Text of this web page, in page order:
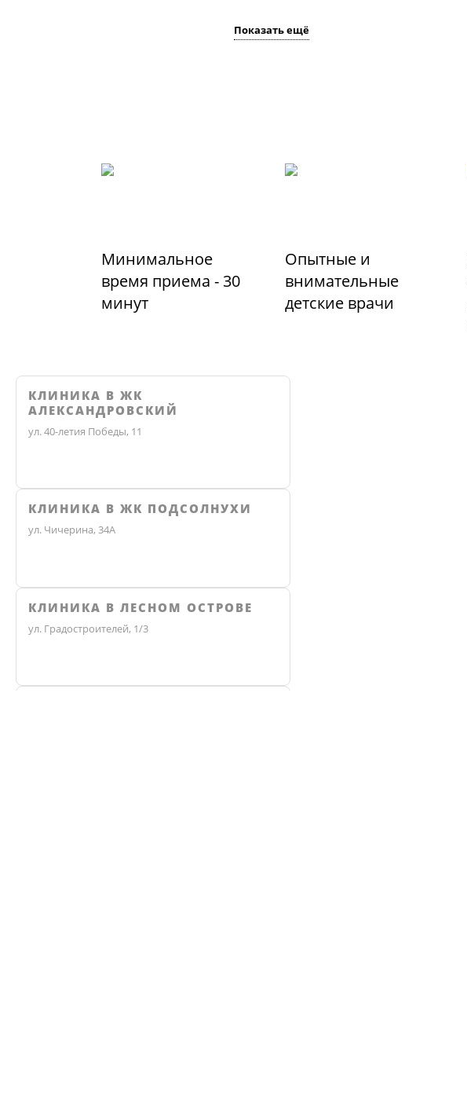
Показать ещё
Минимальное
время приема - 30
минут
Опытные и
внимательные
детские врачи
КЛИНИКА В ЖК
АЛЕКСАНДРОВСКИЙ
ул. 40-летия Победы, 11
КЛИНИКА В ЖК ПОДСОЛНУХИ
ул. Чичерина, 34А
КЛИНИКА В ЛЕСНОМ ОСТРОВЕ
ул. Градостроителей, 1/3